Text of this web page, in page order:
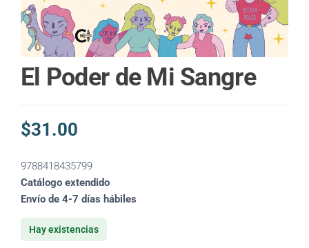
El Poder de Mi Sangre
$31.00
9788418435799
Catálogo extendido
Envío de 4-7 días hábiles
Hay existencias